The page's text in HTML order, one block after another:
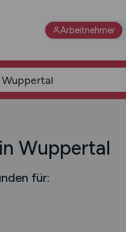
Arbeitnehmer
Wuppertal
für: